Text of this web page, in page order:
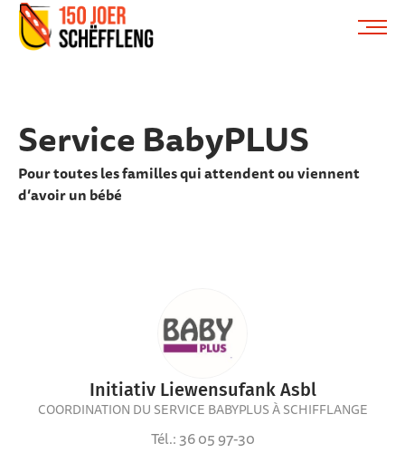
Schifflange, schifflange-logo, gemeng
Service BabyPLUS
Pour toutes les familles qui attendent ou viennent
d’avoir un bébé
Initiativ Liewensufank Asbl
COORDINATION DU SERVICE BABYPLUS À SCHIFFLANGE
Tél.: 36 05 97-30